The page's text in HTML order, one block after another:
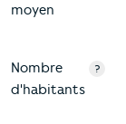
moyen
Nombre
d'habitants
?